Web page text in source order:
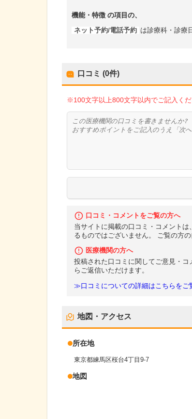
機能・特徴 の項目の、
ネット予約/電話予約 は診療科・診療
口コミ (0件)
※100文字以上800文字以内でご記入く
口コミ・コメントをご覧の方へ
当サイトに掲載の口コミ・コメント
るものではございません。 ご覧の方
医療機関の方へ
投稿された口コミに関してご意見・
らご返信いただけます。
≫口コミについての詳細はこちらをご
地図・アクセス
所在地
東京都練馬区桜台4丁目9-7
地図